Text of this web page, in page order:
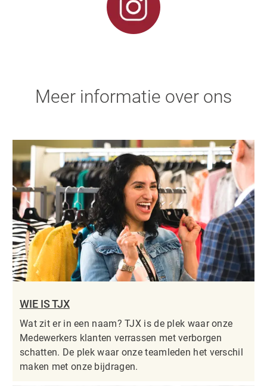
Meer informatie over ons
WIE IS TJX
Wat zit er in een naam? TJX is de plek waar onze
Medewerkers klanten verrassen met verborgen
schatten. De plek waar onze teamleden het verschil
maken met onze bijdragen.